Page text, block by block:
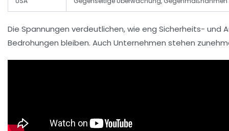
Die Spannungen verdeutlichen, wie eng Sicherheits-
Bedrohungen bleiben. Auch Unternehmen stehen